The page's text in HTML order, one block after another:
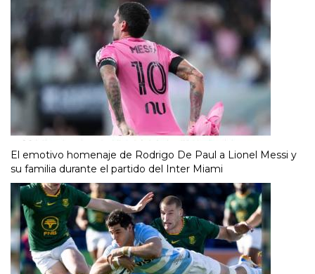
El emotivo homenaje de Rodrigo De Paul a Lionel Messi y
su familia durante el partido del Inter Miami